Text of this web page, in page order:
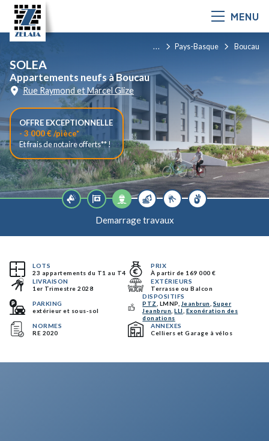
MENU
programmesPays-Basque Boucau
SOLEA
Appartements neufs à Boucau
Rue Raymond et Marcel Glize
OFFRE EXCEPTIONNELLE
- 3 000 € /pièce*
Et frais de notaire offerts** !
LOTS
23 appartements du T1 au T4
PRIX
À partir de 169 000 €
LIVRAISON
1er Trimestre 2028
EXTÉRIEURS
Terrasse ou Balcon
PARKING
extérieur et sous-sol
DISPOSITIFS
PTZ , LMNP, Jeanbrun Super
Jeanbrun ,LLI Exonération des
donations
NORMES
RE 2020
ANNEXES
Celliers et Garage à vélos